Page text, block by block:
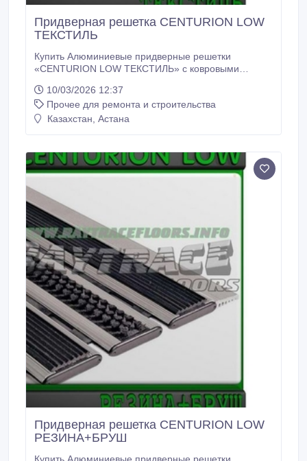
Придверная решетка CENTURION LOW
ТЕКСТИЛЬ
Купить Алюминиевые придверные решетки
«CENTURION LOW ТЕКСТИЛЬ» с ковровыми
грязь и мокрый снег на входе в помещение.
Алюминиевые придверные решетки «CENTURION
LOW ТЕКСТИЛЬ» можно размещать внутри
использовать круглогодично.
10/03/2026 12:37
Прочее для ремонта и строительства
Казахстан, Астана
Придверная решетка CENTURION LOW
РЕЗИНА+БРУШ